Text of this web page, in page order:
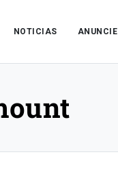
NOTICIAS ANUNCIE